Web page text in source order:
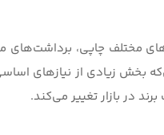
مختلف چاپی، برداشت‌های
بخش زیادی از نیازهای
در بازار تغییر می‌کند.